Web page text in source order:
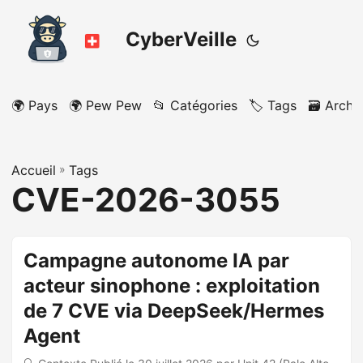
CyberVeille
🌍 Pays 🌍 Pew Pew 📂 Catégories 🏷️ Tags 🗃️
Accueil » Tags
CVE-2026-3055
Campagne autonome IA par
acteur sinophone : exploitation
de 7 CVE via DeepSeek/Hermes
Agent